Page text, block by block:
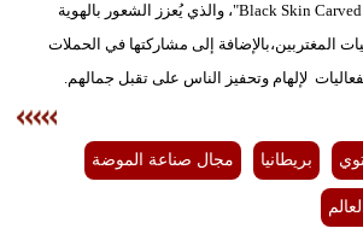
تأليف كتاب باسم "Black Skin Carved Mask"، والذي يُعزز الشعور بالهوية
المغتربين،بالإضافة إلى مشاركتها في الحملات
لإلهام وتحفيز الناس على تقبل جمالهم.
بريطانيا مجال صناعة الموضة